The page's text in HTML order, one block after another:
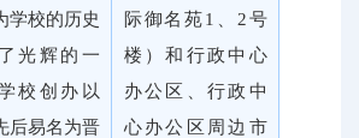
学校的历史
光辉的一
校创办以
后易名为晋
际御名苑1、2号
楼）和行政中心
办公区、行政中
心办公区周边市